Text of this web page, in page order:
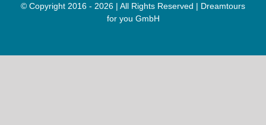
© Copyright 2016 - 2026 | All Rights Reserved | Dreamtours
for you GmbH